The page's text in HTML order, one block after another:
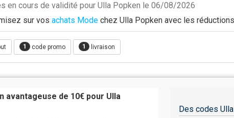
en cours de validité pour Ulla Popken le 06/08/2026
sur vos achats Mode chez Ulla Popken avec les
1 code promo 1 livraison
avantageuse de 10€ pour Ulla
Des codes